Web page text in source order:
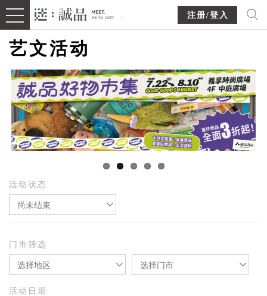
注册/登入
艺文活动
活动状态
尚未结束
门市筛选
选择地区 选择门市
活动日期